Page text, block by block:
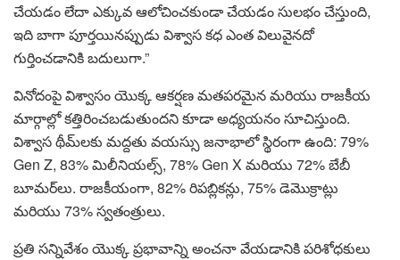
చేయడం లేదా ఎక్కువ ఆలోచించకుండా చేయడం సులభం చేస్తుంది,
ఇది బాగా పూర్తయినప్పుడు విశ్వాస కధ ఎంత విలువైనదో
గుర్తించడానికి బదులుగా.”
వినోదంపై విశ్వాసం యొక్క ఆకర్షణ మతపరమైన మరియు రాజకీయ
మార్గాల్లో కత్తిరించబడుతుందని కూడా అధ్యయనం సూచిస్తుంది.
విశ్వాస థీమ్‌లకు మద్దతు వయస్సు జనాభాలో స్థిరంగా ఉంది: 79%
Gen Z, 83% మిలీనియల్స్, 78% Gen X మరియు 72% బేబీ
బూమర్‌లు. రాజకీయంగా, 82% రిపబ్లికన్లు, 75% డెమొక్రాట్లు
మరియు 73% స్వతంత్రులు.
ప్రతి సన్నివేశం యొక్క ప్రభావాన్ని అంచనా వేయడానికి పరిశోధకులు